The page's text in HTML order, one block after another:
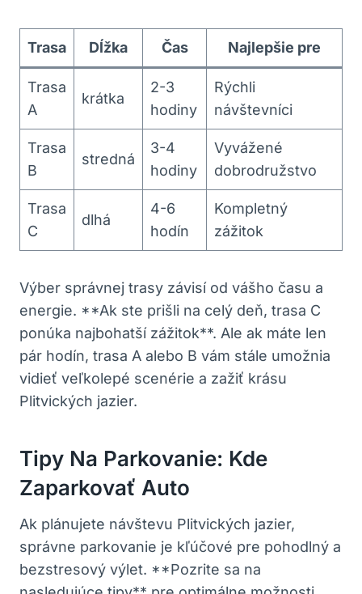
Trasa Dĺžka Čas Najlepšie pre
Trasa
A
krátka
2-3
hodiny
Rýchli
návštevníci
Trasa
B
stredná
3-4
‌hodiny
Vyvážené
dobrodružstvo
Trasa
C
dlhá
4-6
hodín
Kompletný
⁢zážitok
Výber správnej trasy závisí od vášho času a
energie. ‍**Ak ste ​prišli​ na celý ‍deň, ‍trasa C
ponúka najbohatší zážitok**. Ale ak máte len
pár hodín, trasa A alebo B vám stále umožnia
⁤vidieť veľkolepé scenérie ⁢a zažiť krásu
Plitvických jazier.
Tipy Na Parkovanie:​ Kde
⁤zaparkovať Auto
Ak ⁤plánujete návštevu Plitvických jazier,
správne parkovanie je kľúčové pre pohodlný a
bezstresový výlet. **Pozrite sa ​na ​